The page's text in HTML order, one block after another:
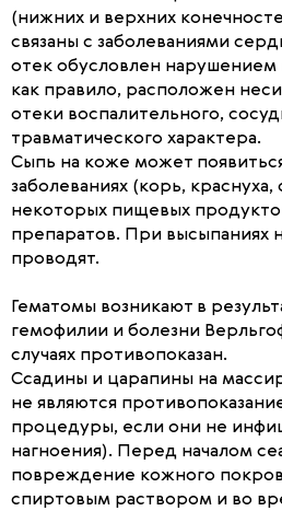
(нижних и верхних
связаны с заболеваниями
отек обусловлен
как правило, расположен
отеки воспалительного,
травматического характера.
Сыпь на коже может
заболеваниях (корь,
некоторых пищевых
препаратов. При высыпаниях
проводят.
Гематомы возникают в
гемофилии и болезни
случаях противопоказан.
Ссадины и царапины на
не являются
процедуры, если они не
нагноения). Перед началом
повреждение кожного
спиртовым раствором и во